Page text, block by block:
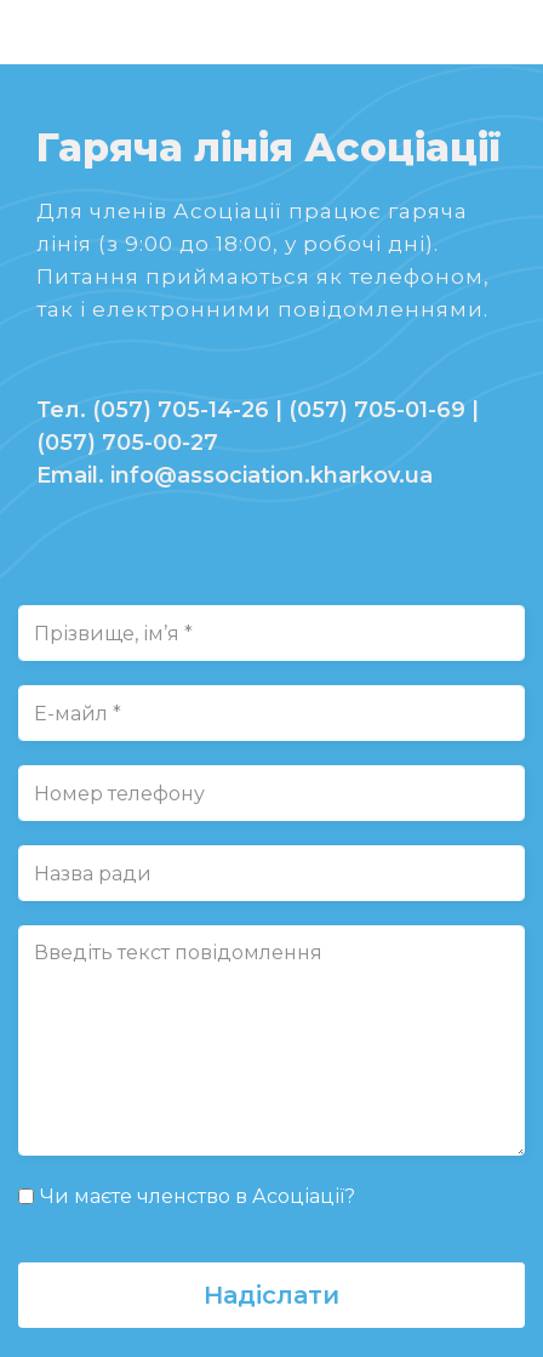
Гаряча лінія Асоціації
Для членів Асоціації працює гаряча
лінія (з 9:00 до 18:00, у робочі дні).
Питання приймаються як телефоном,
так і електронними повідомленнями.
Тел. (057) 705-14-26 | (057) 705-01-69 |
(057) 705-00-27
Email. info@association.kharkov.ua
Чи маєте членство в Асоціації?
Надіслати